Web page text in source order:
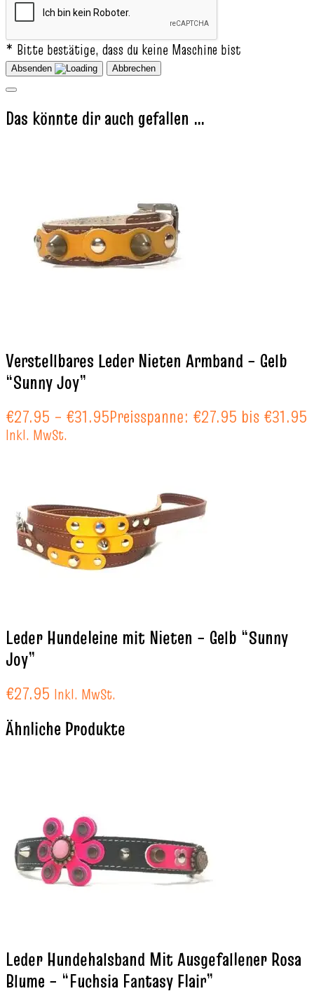
* Bitte bestätige, dass du keine Maschine bist
Absenden Abbrechen
Das könnte dir auch gefallen …
Verstellbares Leder Nieten Armband – Gelb
“Sunny Joy”
€27.95 – €31.95Preisspanne: €27.95 bis €31.95
Inkl. MwSt.
Leder Hundeleine mit Nieten – Gelb “Sunny
Joy”
€27.95 Inkl. MwSt.
Ähnliche Produkte
Leder Hundehalsband Mit Ausgefallener Rosa
Blume – “Fuchsia Fantasy Flair”